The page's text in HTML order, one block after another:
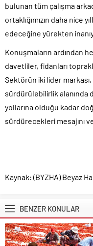
bulunan tüm çalışma
ortaklığımızın daha nice
edeceğine yürekten
Konuşmaların ardından
davetliler, fidanları
Sektörün iki lider
sürdürülebilirlik alanında
yollarına olduğu kadar
sürdürecekleri mesajını
Kaynak: (BYZHA) Beyaz
BENZER KONULAR